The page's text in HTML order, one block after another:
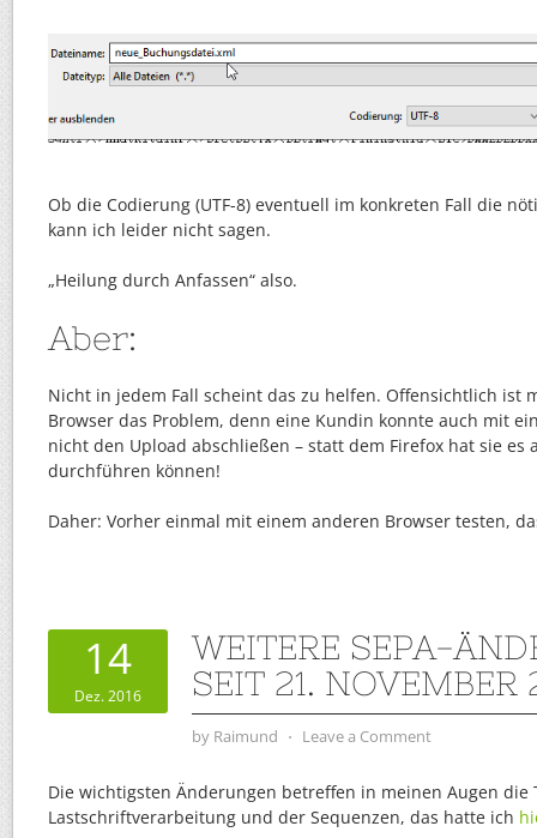
Ob die Codierung (UTF-8) eventuell im konkreten Fall die
kann ich leider nicht sagen.
„Heilung durch Anfassen“ also.
Aber:
Nicht in jedem Fall scheint das zu helfen. Offensichtlich ist
Browser das Problem, denn eine Kundin konnte auch mit
nicht den Upload abschließen – statt dem Firefox hat sie es
durchführen können!
Daher: Vorher einmal mit einem anderen Browser testen,
14
Dez. 2016
WEITERE SEPA-
SEIT 21. NOVEMBER
by Raimund ⋅ Leave a Comment
Die wichtigsten Änderungen betreffen in meinen Augen die
Lastschriftverarbeitung und der Sequenzen, das hatte ich